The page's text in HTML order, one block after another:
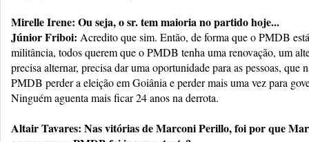
Mirelle Irene: Ou seja, o sr. tem maioria no partido hoje...
Júnior Friboi: Acredito que sim. Então, de forma que o PMDB
militância, todos querem que o PMDB tenha uma renovação, um
precisa alternar, precisa dar uma oportunidade para as pessoas, que
PMDB perder a eleição em Goiânia e perder mais uma vez para
Ninguém aguenta mais ficar 24 anos na derrota.
Altair Tavares: Nas vitórias de Marconi Perillo, foi por que